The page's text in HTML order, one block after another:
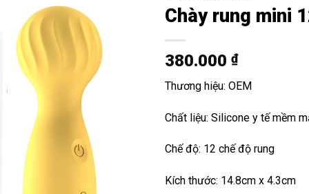
Chày rung mini
380.000 ₫
Thương hiệu: OEM
Chất liệu: Silicone y tế mềm
Chế độ: 12 chế độ rung
Kích thước: 14.8cm x 4.3cm